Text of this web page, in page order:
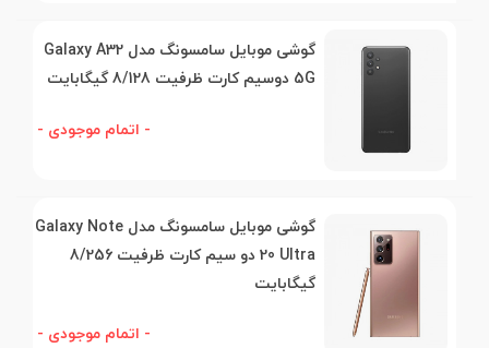
گوشی موبایل سامسونگ مدل Galaxy A32
5G دوسیم کارت ظرفیت 8/128 گیگابایت
- اتمام موجودی -
گوشی موبایل سامسونگ مدل Galaxy Note
20 Ultra دو سیم کارت ظرفیت 8/256
گیگابایت
- اتمام موجودی -